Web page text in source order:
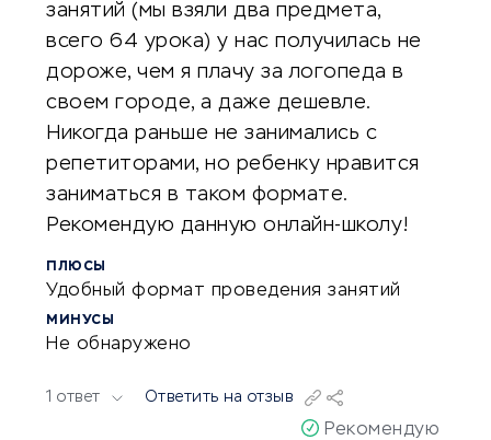
занятий (мы взяли два предмета,
всего 64 урока) у нас получилась не
дороже, чем я плачу за логопеда в
своем городе, а даже дешевле.
Никогда раньше не занимались с
репетиторами, но ребенку нравится
заниматься в таком формате.
Рекомендую данную онлайн-школу!
ПЛЮСЫ
Удобный формат проведения занятий
МИНУСЫ
Не обнаружено
1 ответ Ответить на отзыв
Рекомендую